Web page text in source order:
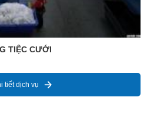
TIỆC CƯỚI
tiết dịch vụ